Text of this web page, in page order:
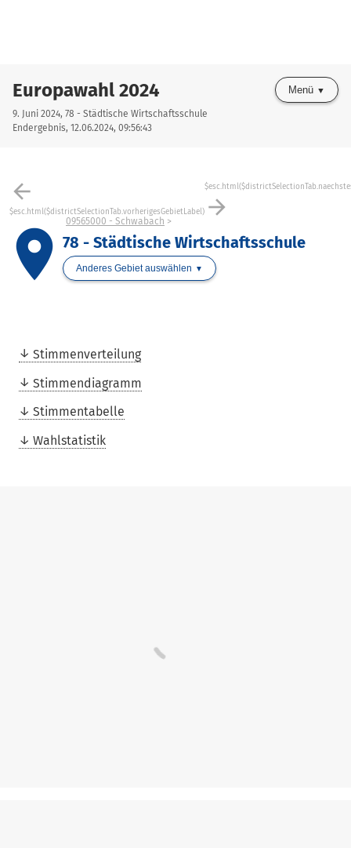
Europawahl 2024
9. Juni 2024, 78 - Städtische Wirtschaftsschule
Endergebnis, 12.06.2024, 09:56:43
Menü
arrow_back
$esc.html($districtSelectionTab.vorherigesGebietLabel) arrow_forward
place
09565000 - Schwabach
78 - Städtische Wirtschaftsschule
Anderes Gebiet auswählen
Stimmenverteilung
Stimmendiagramm
Stimmentabelle
Wahlstatistik